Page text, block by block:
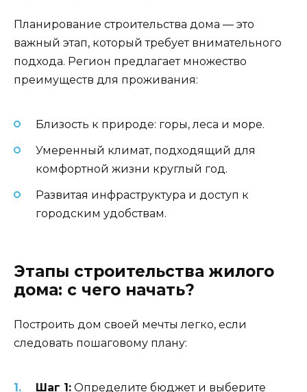
Планирование строительства дома — это
важный этап, который требует внимательного
подхода. Регион предлагает множество
преимуществ для проживания:
Близость к природе: горы, леса и море.
Умеренный климат, подходящий для
комфортной жизни круглый год.
Развитая инфраструктура и доступ к
городским удобствам.
Этапы строительства жилого
дома: с чего начать?
Построить дом своей мечты легко, если
следовать пошаговому плану:
Шаг 1: Определите бюджет и выберите